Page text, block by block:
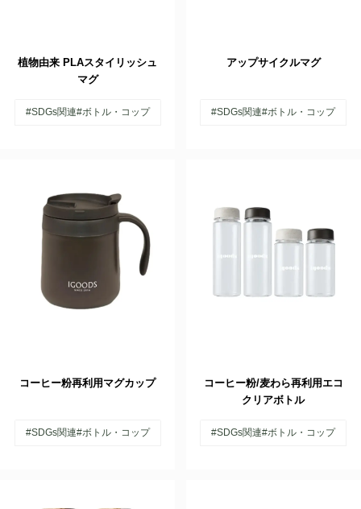
植物由来 PLAスタイリッシュ
マグ
#SDGs関連#ボトル・コップ
アップサイクルマグ
#SDGs関連#ボトル・コップ
コーヒー粉再利用マグカップ
#SDGs関連#ボトル・コップ
コーヒー粉/麦わら再利用エコ
クリアボトル
#SDGs関連#ボトル・コップ